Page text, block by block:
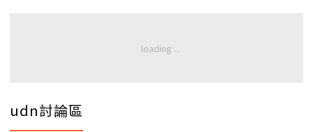
udn討論區